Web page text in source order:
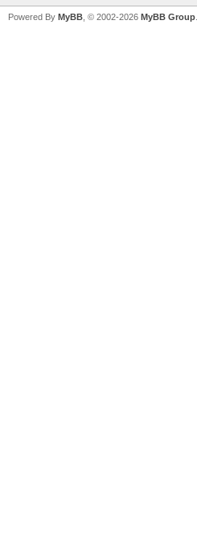
Powered By MyBB , © 2002-2026 MyBB Group